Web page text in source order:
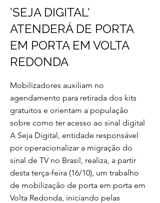
'SEJA DIGITAL'
ATENDERÁ DE PORTA
EM PORTA EM VOLTA
REDONDA
Mobilizadores auxiliam no
agendamento para retirada dos kits
gratuitos e orientam a população
sobre como ter acesso ao sinal digital
A Seja Digital, entidade responsável
por operacionalizar a migração do
sinal de TV no Brasil, realiza, a partir
desta terça-feira (16/10), um trabalho
de mobilização de porta em porta em
Volta Redonda, iniciando pelas